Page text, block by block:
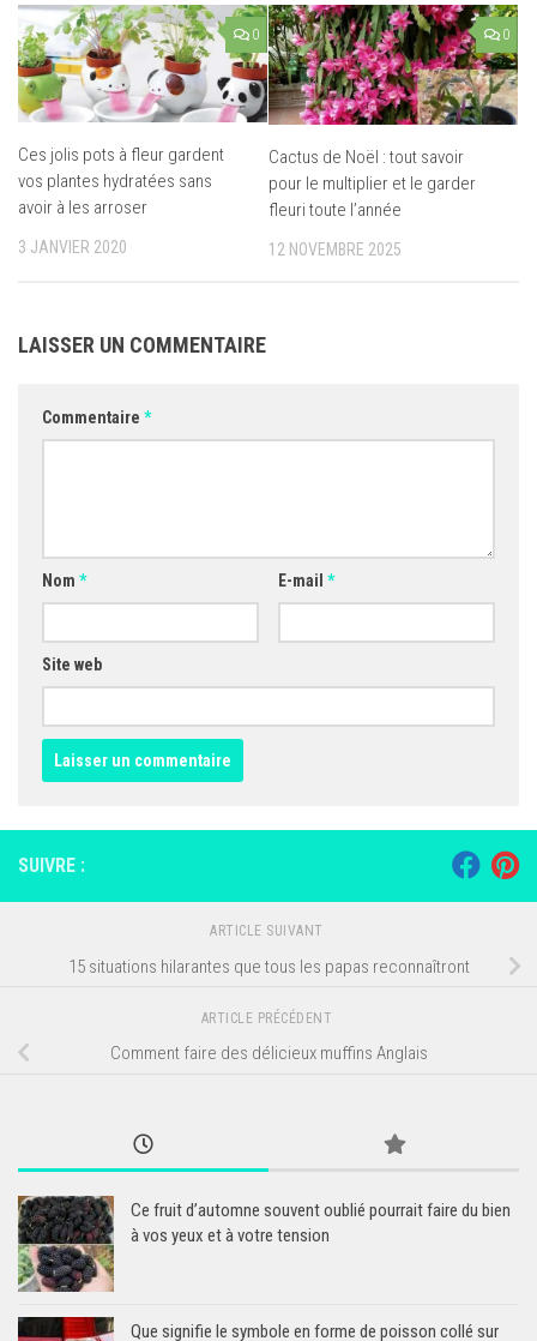
0
Ces jolis pots à fleur gardent
vos plantes hydratées sans
avoir à les arroser
3 JANVIER 2020
0
Cactus de Noël : tout savoir
pour le multiplier et le garder
fleuri toute l’année
12 NOVEMBRE 2025
LAISSER UN COMMENTAIRE
Commentaire *
Nom * E-mail *
Site web
SUIVRE :
ARTICLE SUIVANT
15 situations hilarantes que tous les papas reconnaîtront
ARTICLE PRÉCÉDENT
Comment faire des délicieux muffins Anglais
Ce fruit d’automne souvent oublié pourrait faire du bien
à vos yeux et à votre tension
Que signifie le symbole en forme de poisson collé sur